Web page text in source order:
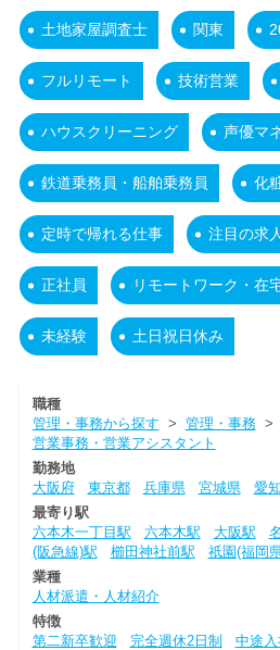
土地家屋調査士 関東
フルリモート 技術営業
ハウスクリーニング 声優マ
鉄道乗務員・船舶乗務員 化
定時で帰れる仕事 注目の求
正社員 リモートワーク・在
未経験 土日祝日休み
職種
管理・事務から探す > 管理・事務>
営業事務・営業アシスタント
勤務地
大阪府
東京都 兵庫県 宮城県
愛
最寄り駅
六本木一丁目駅
六本木駅 大阪駅
(阪急線)駅
櫛田神社前駅 祇園(福岡
業種
人材派遣・人材紹介
特徴
第二新卒歓迎
完全週休2日制 中途